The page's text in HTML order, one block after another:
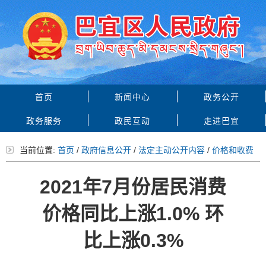
首页 新闻中心 政务公开
政务服务 政民互动 走进巴宜
当前位置: 首页 / 政府信息公开 / 法定主动公开内容 / 价格和收费
2021年7月份居民消费
价格同比上涨1.0% 环
比上涨0.3%